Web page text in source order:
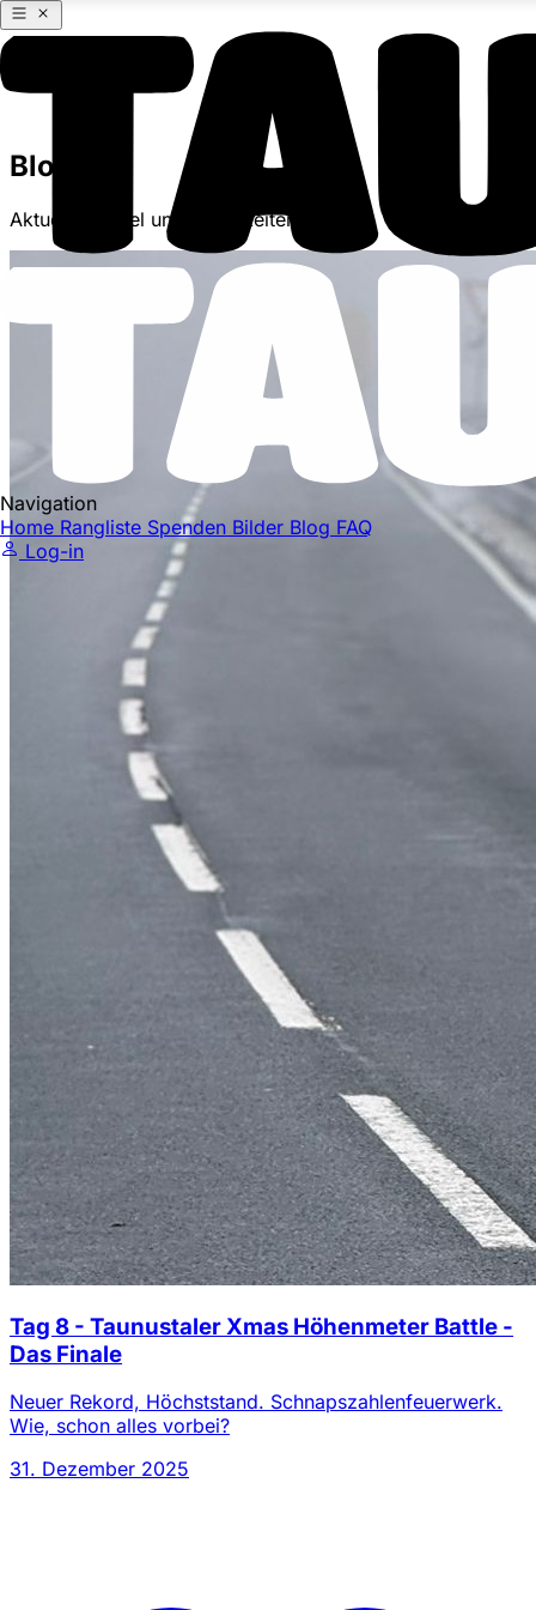
Navigation
Home Rangliste Spenden Bilder Blog FAQ
Log-in
Blog
Aktuelle Artikel und Neuigkeiten
Tag 8 - Taunustaler Xmas Höhenmeter Battle -
Das Finale
Neuer Rekord, Höchststand. Schnapszahlenfeuerwerk.
Wie, schon alles vorbei?
31. Dezember 2025